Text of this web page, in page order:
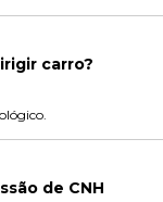
carro?
de CNH